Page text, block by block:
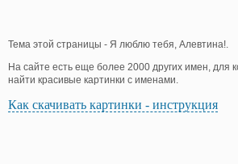
Тема этой страницы - Я люблю тебя, Алевтина!.
На сайте есть еще более 2000 других имен, для
найти красивые картинки с именами.
Как скачивать картинки - инструкция